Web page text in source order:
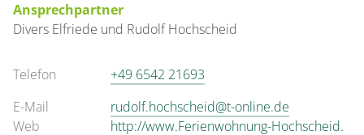
Ansprechpartner
Divers Elfriede und RudolfHochscheid
Telefon
+49 6542 21693
E-Mail
rudolf.hochscheid@t-online.de
Web
http://www.Ferienwohnung-Hochscheid.